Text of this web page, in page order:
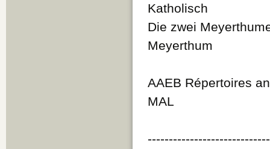
Katholisch
Die zwei
Meyerthum
AAEB Répertoires
MAL